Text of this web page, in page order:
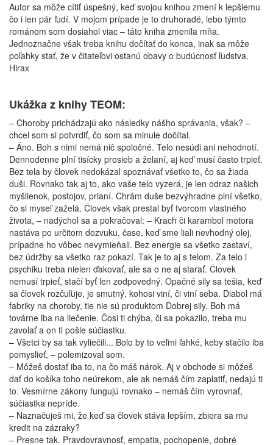
Autor sa môže cítiť úspešný, keď svojou knihou zmení k lepšiemu
čo i len pár ľudí. V mojom prípade je to druhoradé, lebo týmto
románom som dosiahol viac – táto kniha zmenila mňa.
Jednoznačne však treba knihu dočítať do konca, inak sa môže
poľahky stať, že v čitateľovi ostanú obavy o budúcnosť ľudstva.
Hirax
Ukážka z knihy TEOM:
– Choroby prichádzajú ako následky nášho správania, však? –
chcel som si potvrdiť, čo som sa minule dočítal.
– Áno. Boh s nimi nemá nič spoločné. Telo nesúdi ani nehodnotí.
Dennodenne plní tisícky prosieb a želaní, aj keď musí často trpieť.
Bez tela by človek nedokázal spoznávať všetko to, čo sa žiada
duši. Rovnako tak aj to, ako vaše telo vyzerá, je len odraz našich
myšlienok, postojov, prianí. Chrám duše bezvýhradne plní všetko,
čo si myseľ zaželá. Človek však prestal byť tvorcom vlastného
života, – nadýchol sa a pokračoval: – Krach či karambol motora
nastáva po určitom dozvuku, čase, keď sme liali nevhodný olej,
prípadne ho vôbec nevymieňali. Bez energie sa všetko zastaví,
bez údržby sa všetko raz pokazí. Tak je to aj s telom. Za telo i
psychiku treba nielen ďakovať, ale sa o ne aj starať. Človek
nemusí trpieť, stačí byť len zodpovedný. Opačné sily sa tešia, keď
sa človek rozčuľuje, je smutný, kohosi viní, či viní seba. Diabol má
fabriky na choroby, tie nie sú produktom Dobrej sily. Boh má
továrne iba na liečenie. Čosi ti chýba, či sa pokazilo, treba mu
zavolať a on ti pošle súčiastku.
– Všetci by sa tak vyliečili... Bolo by to veľmi ľahké, keby stačilo iba
pomyslieť, – polemizoval som.
– Môžeš dostať iba to, na čo máš nárok. Aj v obchode si môžeš
dať do košíka toho neúrekom, ale ak nemáš čím zaplatiť, nedajú ti
to. Vesmírne zákony fungujú rovnako – nemáš čím vyrovnať,
súčiastka nepríde.
– Naznačuješ mi, že keď sa človek stáva lepším, zbiera sa mu
kredit na zázraky?
– Presne tak. Pravdovravnosť, empatia, pochopenie, dobré